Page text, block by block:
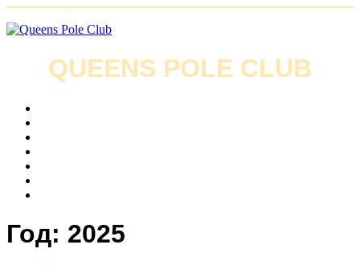
Skip
QUEENS POLE CLUB
Год: 2025